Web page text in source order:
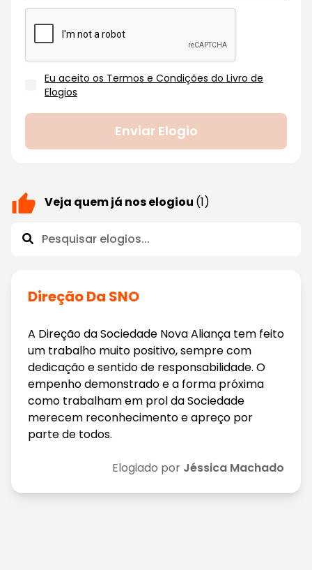
Veja quem já nos elogiou (1)
Direção Da SNO
A Direção da Sociedade Nova Aliança tem feito
um trabalho muito positivo, sempre com
dedicação e sentido de responsabilidade. O
empenho demonstrado e a forma próxima
como trabalham em prol da Sociedade
merecem reconhecimento e apreço por
parte de todos.
Elogiado por Jéssica Machado
Eu aceito os Termos e Condições do Livro de
Elogios
Enviar Elogio